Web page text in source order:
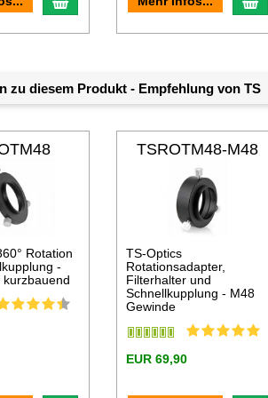
zu diesem Produkt - Empfehlung von TS
Rotation
-
TSROTM48-M48
TS-Optics
Rotationsadapter,
Filterhalter und
Schnellkupplung - M48
Gewinde
EUR 69,90